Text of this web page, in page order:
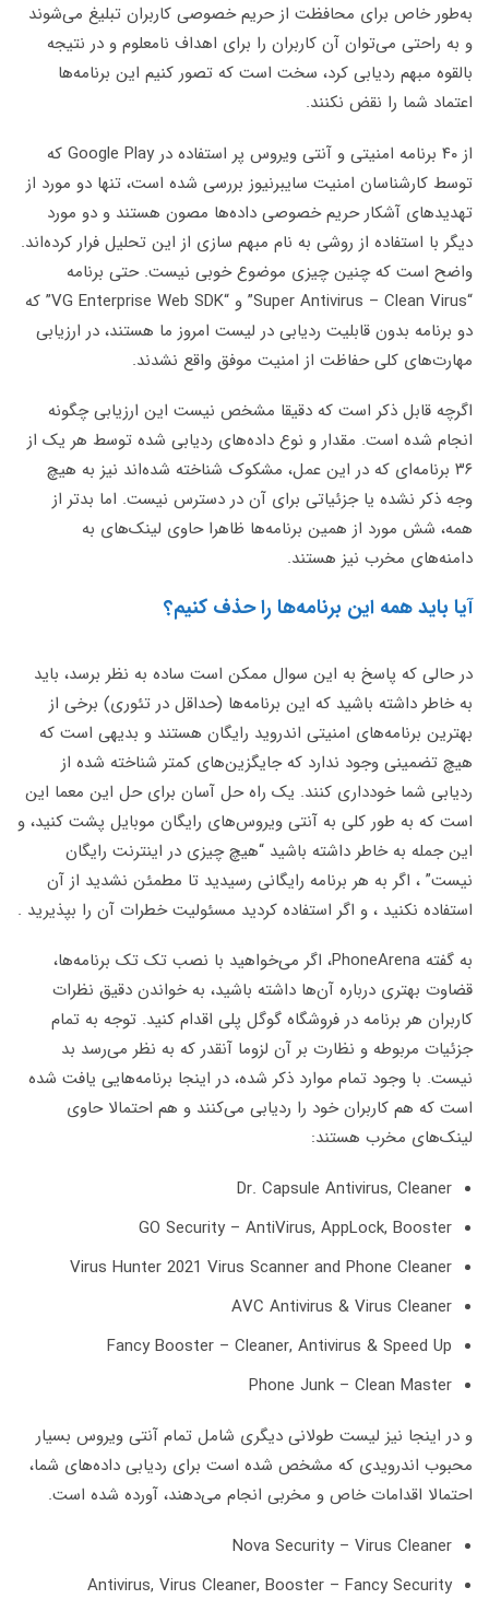
به‌طور خاص برای محافظت از حریم خصوصی کاربران تبلیغ می‌شوند
و به راحتی می‌توان آن کاربران را برای اهداف نامعلوم و در نتیجه
بالقوه مبهم ردیابی کرد، سخت است که تصور کنیم این برنامه‌ها
اعتماد شما را نقض نکنند.
از ۴۰ برنامه امنیتی و آنتی ویروس پر استفاده در Google Play که
توسط کارشناسان امنیت سایبرنیوز بررسی شده است، تنها دو مورد از
تهدیدهای آشکار حریم خصوصی داده‌ها مصون هستند و دو مورد
دیگر با استفاده از روشی به نام مبهم سازی از این تحلیل فرار کرده‌اند.
واضح است که چنین چیزی موضوع خوبی نیست. حتی برنامه
“Super Antivirus – Clean Virus” و “VG Enterprise Web SDK” که
دو برنامه بدون قابلیت ردیابی در لیست امروز ما هستند، در ارزیابی
مهارت‌های کلی حفاظت از امنیت موفق واقع نشدند.
اگرچه قابل ذکر است که دقیقا مشخص نیست این ارزیابی چگونه
انجام شده است. مقدار و نوع داده‌های ردیابی شده توسط هر یک از
۳۶ برنامه‌ای که در این عمل، مشکوک شناخته شده‌اند نیز به هیچ
وجه ذکر نشده یا جزئیاتی برای آن در دسترس نیست. اما بدتر از
همه، شش مورد از همین برنامه‌ها ظاهرا حاوی لینک‌های به
دامنه‌های مخرب نیز هستند.
آیا باید همه این برنامه‌ها را حذف کنیم؟
در حالی که پاسخ به این سوال ممکن است ساده به نظر برسد، باید
به خاطر داشته باشید که این برنامه‌ها (حداقل در تئوری) برخی از
بهترین برنامه‌های امنیتی اندروید رایگان هستند و بدیهی است که
هیچ تضمینی وجود ندارد که جایگزین‌های کمتر شناخته شده از
ردیابی شما خودداری کنند. یک راه حل آسان برای حل این معما این
است که به طور کلی به آنتی ویروس‌های رایگان موبایل پشت کنید، و
این جمله به خاطر داشته باشید “هیچ چیزی در اینترنت رایگان
نیست” ، اگر به هر برنامه رایگانی رسیدید تا مطمئن نشدید از آن
استفاده نکنید ، و اگر استفاده کردید مسئولیت خطرات آن را بپذیرید .
به گفته PhoneArena، اگر می‌خواهید با نصب تک تک برنامه‌ها،
قضاوت بهتری درباره آن‌ها داشته باشید، به خواندن دقیق نظرات
کاربران هر برنامه در فروشگاه گوگل پلی اقدام کنید. توجه به تمام
جزئیات مربوطه و نظارت بر آن لزوما آنقدر که به نظر می‌رسد بد
نیست. با وجود تمام موارد ذکر شده، در اینجا برنامه‌هایی یافت شده
است که هم کاربران خود را ردیابی می‌کنند و هم احتمالا حاوی
لینک‌های مخرب هستند:
Dr. Capsule Antivirus, Cleaner
GO Security – AntiVirus, AppLock, Booster
Virus Hunter 2021 Virus Scanner and Phone Cleaner
AVC Antivirus & Virus Cleaner
Fancy Booster – Cleaner, Antivirus & Speed Up
Phone Junk – Clean Master
و در اینجا نیز لیست طولانی دیگری شامل تمام آنتی ویروس بسیار
محبوب اندرویدی که مشخص شده است برای ردیابی داده‌های شما،
احتمالا اقدامات خاص و مخربی انجام می‌دهند، آورده شده است.
Nova Security – Virus Cleaner
Antivirus, Virus Cleaner, Booster – Fancy Security